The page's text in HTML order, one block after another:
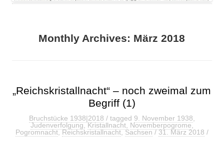
Monthly Archives: März 2018
„Reichskristallnacht“ – noch zweimal zum
Begriff (1)
Bruchstücke 1938|2018 / tagged 9. November 1938,
Judenverfolgung,Kristallnacht, Novemberpogrome,
Pogromnacht,Reichskristallnacht,Sachsen/31. März 2018 /